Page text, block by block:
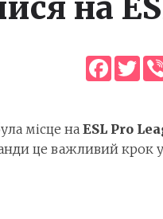
на
місце на ESL Pro
це важливий